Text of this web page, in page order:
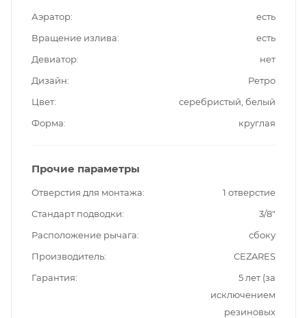
Аэратор
есть
Вращение излива
есть
Девиатор
нет
Дизайн
Ретро
Цвет
серебристый, белый
Форма
круглая
Прочие параметры
Отверстия для монтажа
1 отверстие
Стандарт подводки
3/8"
Расположение рычага
сбоку
Производитель
CEZARES
Гарантия
5 лет (за
исключением
резиновых